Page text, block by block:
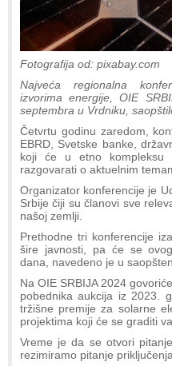
Fotografija od: pixabay.com
Najveća regionalna
izvorima energije, OIE
septembra u Vrdniku,
Četvrtu godinu zaredom,
EBRD, Svetske banke,
koji će u etno kompleksu
razgovarati o aktuelnim
Organizator konferencije je
Srbije čiji su članovi sve
našoj zemlji.
Prethodne tri konferencije
šire javnosti, pa će se
dana, navedeno je u
Na OIE SRBIJA 2024
pobednika aukcija iz 2023.
tržišne premije za solarne
projektima koji će se graditi
Vreme je da se otvori
rezimiramo pitanje priključenja.